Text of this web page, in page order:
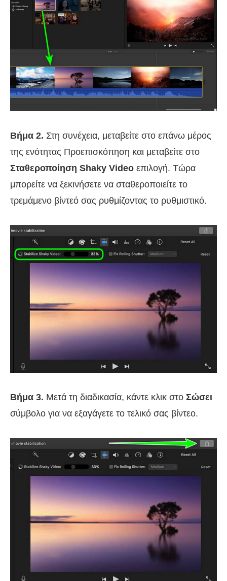
Βήμα 2. Στη συνέχεια, μεταβείτε στο επάνω μέρος
της ενότητας Προεπισκόπηση και μεταβείτε στο
Σταθεροποίηση Shaky Video επιλογή. Τώρα
μπορείτε να ξεκινήσετε να σταθεροποιείτε το
τρεμάμενο βίντεό σας ρυθμίζοντας το ρυθμιστικό.
Βήμα 3. Μετά τη διαδικασία, κάντε κλικ στο Σώσει
σύμβολο για να εξαγάγετε το τελικό σας βίντεο.